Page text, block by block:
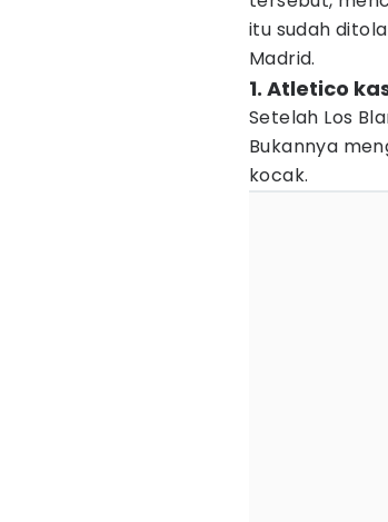
itu sudah
Madrid.
1. Atletico
Setelah Los
Bukannya
kocak.